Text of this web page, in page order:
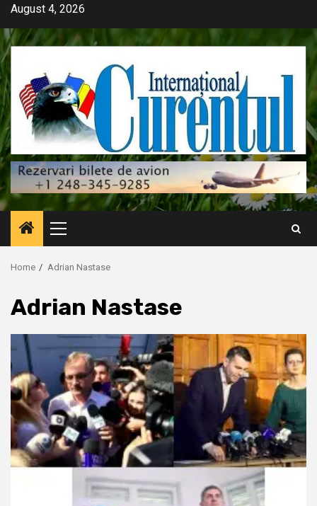
Skip
content
August 4, 2026
Primary
Menu
Home Adrian Nastase
Adrian Nastase